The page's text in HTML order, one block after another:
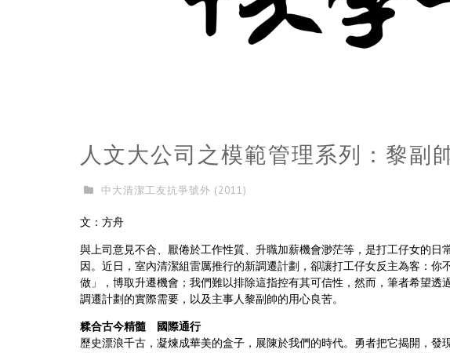
人文大公司之模範管理系列：黎副
中大清潔工友抗爭號外 (2011)
文：方舟
與上司意見不合、厭倦於工作性質、升職加薪機會渺茫等，是打工仔女的日
因。近日，室內清潔組雷厲推行的新調遷計劃，卻讓打工仔女反主為客：你
做」，博取升遷機會；我們難以排除這指控有其可信性，然而，筆者希望透
調遷計劃的實際需要，以及主事人黎副帥的用心良苦。
糅合古今精髓 國際通行
歷史漂浪千古，凝煉成華美的盒子，展陳於我們的時代。勇者把它揭開，發